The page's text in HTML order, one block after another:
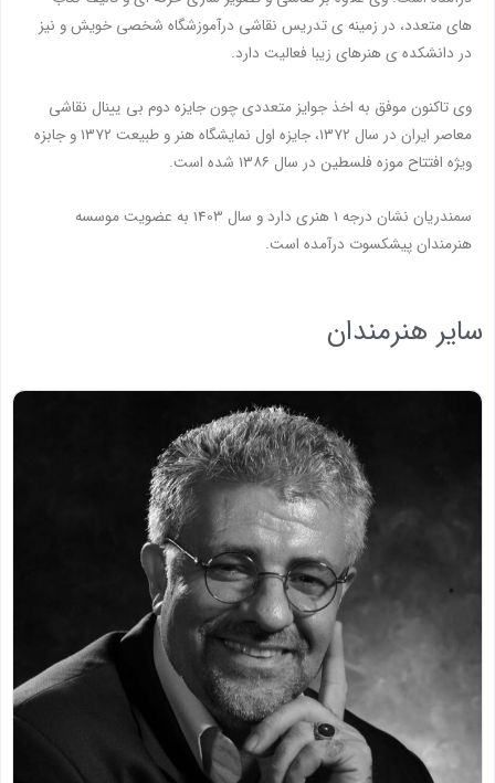
های متعدد، در زمینه ی تدریس نقاشی درآموزشگاه شخصی خویش و نیز
در دانشکده ی هنرهای زیبا فعالیت دارد.
وی تاکنون موفق به اخذ جوایز متعددی چون جایزه دوم بی یینال نقاشی
معاصر ایران در سال ۱۳۷۲، جایزه اول نمایشگاه هنر و طبیعت ۱۳۷۲ و جابزه
ویژه افتتاح موزه فلسطین در سال ۱۳۸۶ شده است.
سمندریان نشان درجه 1 هنری دارد و سال 1403 به عضویت موسسه
هنرمندان پیشکسوت درآمده است.
سایر هنرمندان